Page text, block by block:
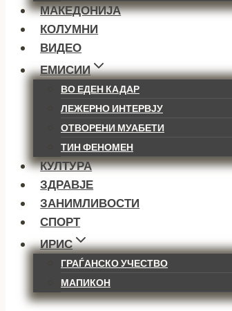
МАКЕДОНИЈА
КОЛУМНИ
ВИДЕО
ЕМИСИИ
ВО ЕДЕН КАДАР
ЛЕЖЕРНО ИНТЕРВЈУ
ОТВОРЕНИ МУАБЕТИ
ТИН ФЕНОМЕН
КУЛТУРА
ЗДРАВЈЕ
ЗАНИМЛИВОСТИ
СПОРТ
ИРИС
ГРАЃАНСКО УЧЕСТВО
МАПИКОН